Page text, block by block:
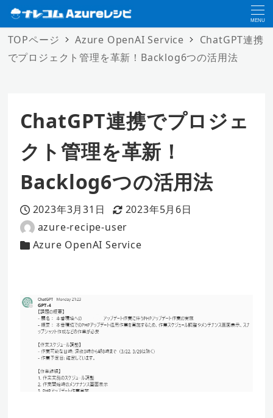
MENU
TOPページ Azure OpenAI Service
ChatGPT連携
でプロジェクト管理を革新！Backlog6つの活用法
ChatGPT連携でプロジェ
クト管理を革新！
Backlog6つの活用法
投稿日
2023年3月31日
更新日
2023年5月6日
著
者
azure-recipe-user
カテゴリー
Azure OpenAI Service